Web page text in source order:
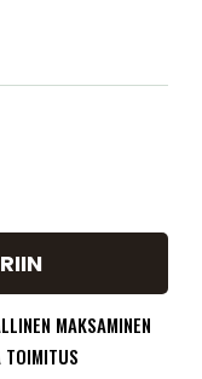
MAKSAMINEN
TOIMITUS